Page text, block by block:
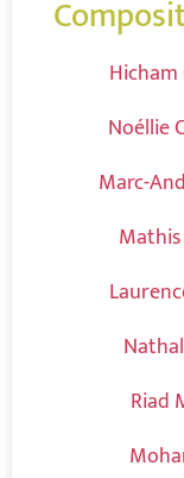
Hicham
Noéllie
Marc-
Mathis
Riad